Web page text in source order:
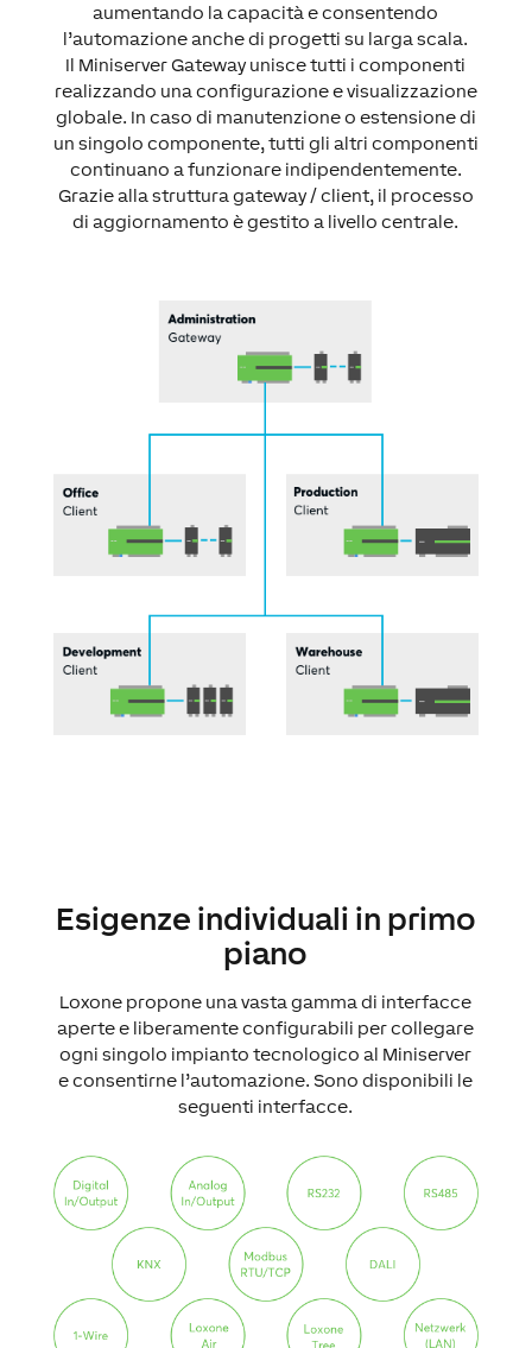
aumentando la capacità e consentendo
l’automazione anche di progetti su larga scala.
Il Miniserver Gateway unisce tutti i componenti
realizzando una configurazione e visualizzazione
globale. In caso di manutenzione o estensione di
un singolo componente, tutti gli altri componenti
continuano a funzionare indipendentemente.
Grazie alla struttura gateway / client, il processo
di aggiornamento è gestito a livello centrale.
Esigenze individuali in primo
piano
Loxone propone una vasta gamma di interfacce
aperte e liberamente configurabili per collegare
ogni singolo impianto tecnologico al Miniserver
e consentirne l’automazione. Sono disponibili le
seguenti interfacce.